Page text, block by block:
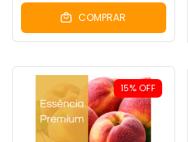
COMPRAR
15% OFF